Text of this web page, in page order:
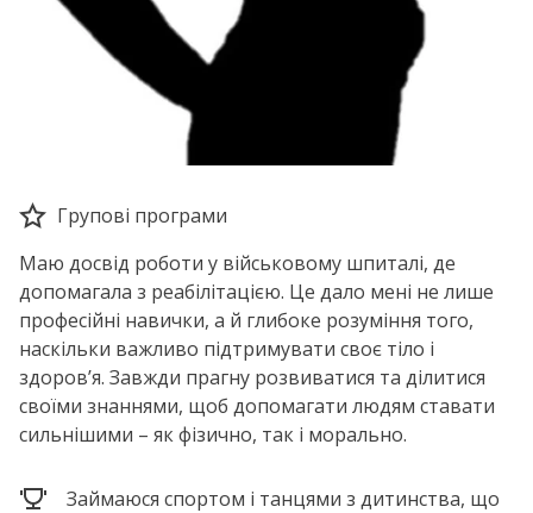
Групові програми
Маю досвід роботи у військовому шпиталі, де
допомагала з реабілітацією. Це дало мені не лише
професійні навички, а й глибоке розуміння того,
наскільки важливо підтримувати своє тіло і
здоров’я. Завжди прагну розвиватися та ділитися
своїми знаннями, щоб допомагати людям ставати
сильнішими – як фізично, так і морально.
Займаюся спортом і танцями з дитинства, що